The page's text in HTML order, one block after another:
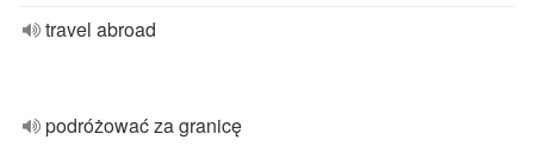
travel abroad
podróżować za granicę